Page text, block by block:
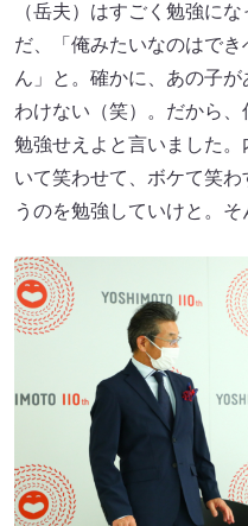
（岳夫）はすごく勉強に
だ、「俺みたいなのはで
ん」と。確かに、あの子
わけない（笑）。だから
勉強せえよと言いました
いて笑わせて、ボケて笑
うのを勉強していけと。そ